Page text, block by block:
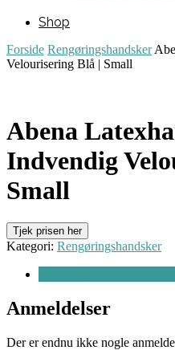
Shop
Forside Rengøringshandsker
Velourisering Blå | Small
Abena
Indvendig
Small
Tjek prisen her
Kategori: Rengøringshandsker
Anmeldelser
Der er endnu ikke nogle